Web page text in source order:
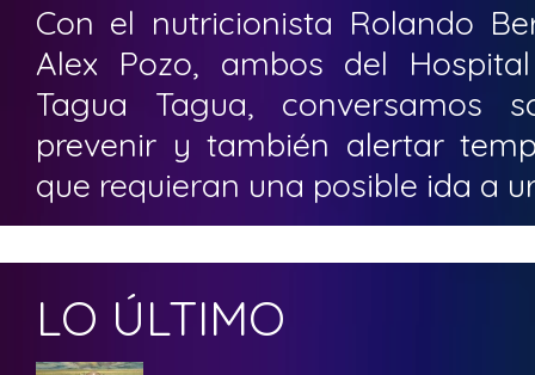
Con el nutricionista Rolando
Alex Pozo, ambos del
Tagua Tagua, conversamos
prevenir y también alertar
que requieran una posible ida a
LO ÚLTIMO